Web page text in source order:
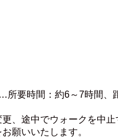
所要時間：約6～7時間、
、途中でウォークを中
願いいたします。